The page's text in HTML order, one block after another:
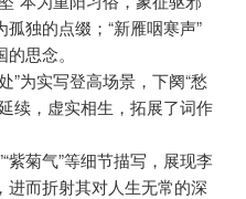
独的点缀；“新雁咽寒声”
思念。
”为实写登高场景，下阕“愁
续，虚实相生，拓展了词作
紫菊气”等细节描写，展现李
而折射其对人生无常的深